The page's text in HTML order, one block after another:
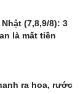
(7,8,9/8): 3
là mất tiền
ra hoa, rước